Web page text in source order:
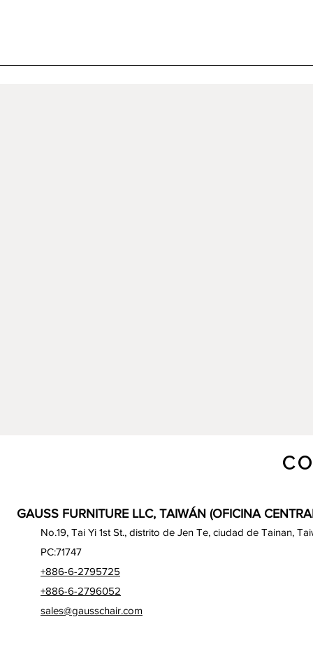
GAUSS FURNITURE LLC, TAIWÁN (OFICINA
No.19, Tai Yi 1st St., distrito de Jen Te, ciudad de Tainan,
PC:71747
+886-6-2795725
+886-6-2796052
sales@gausschair.com